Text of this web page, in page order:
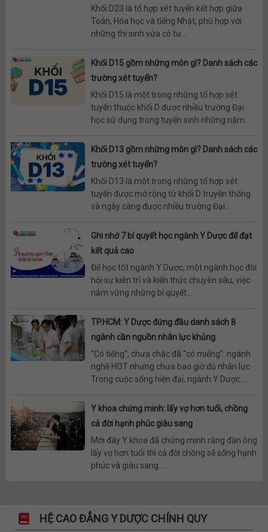
Khối D23 là tổ hợp xét tuyển kết hợp giữa
Toán, Hóa học và tiếng Nhật, phù hợp với
những thí sinh vừa có tư...
Khối D15 gồm những môn gì? Danh sách các
trường xét tuyển?
Khối D15 là một trong những tổ hợp xét
tuyển thuộc khối D được nhiều trường Đại
học sử dụng trong tuyển sinh những năm...
Khối D13 gồm những môn gì? Danh sách các
trường xét tuyển?
Khối D13 là một trong những tổ hợp xét
tuyển được mở rộng từ khối D truyền thống
và ngày càng được nhiều trường Đại...
Ghi nhớ 7 bí quyết học ngành Y Dược để đạt
kết quả cao
Để học tốt ngành Y Dược, một ngành học đòi
hỏi sự kiên trì và kiến thức chuyên sâu, việc
nắm vững những bí quyết...
TP.HCM: Y Dược đứng đầu danh sách 8
ngành cần nguồn nhân lực khủng
“Có tiếng”, chưa chắc đã “có miếng”: ngành
nghề HOT nhưng chưa bao giờ đủ nhân lực
Trong cuộc sống hiện đại, ngành Y Dược...
Y khoa chứng minh: lấy vợ hơn tuổi, chồng
cả đời hạnh phúc giàu sang
Mới đây Y khoa đã chứng minh rằng đàn ông
lấy vợ hơn tuổi thì cả đời chồng sẽ sống hạnh
phúc và giàu sang....
HỆ CAO ĐẲNG Y DƯỢC CHÍNH QUY